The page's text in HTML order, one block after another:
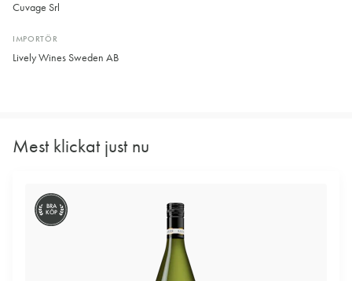
Cuvage Srl
IMPORTÖR
Lively Wines Sweden AB
Mest klickat just nu
BRA
KÖP